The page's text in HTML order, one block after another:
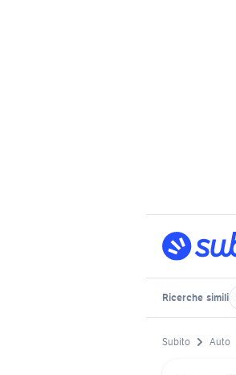
Ricerche simili
Subito Auto